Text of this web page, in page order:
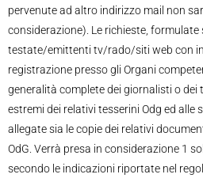
pervenute ad altro indirizzo mail non
considerazione). Le richieste,
testate/emittenti tv/rado/siti web con
registrazione presso gli Organi
generalità complete dei giornalisti o dei
estremi dei relativi tesserini Odg ed alle
allegate sia le copie dei relativi
OdG. Verrà presa in considerazione 1
secondo le indicazioni riportate nel